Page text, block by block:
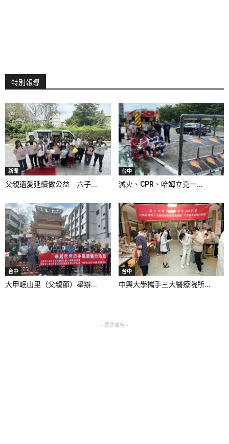
特別報導
新聞
父親遺愛延續做公益 六子...
台中
滅火、CPR、哈姆立克一...
台中
大甲岷山里（父親節）舉辦...
台中
中興大學攜手三大醫療院所...
- 贊助廣告 -